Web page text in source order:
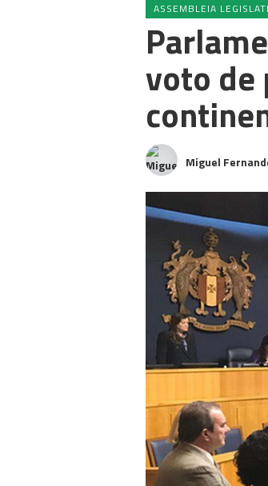
ASSEMBLEIA
voto de
Miguel